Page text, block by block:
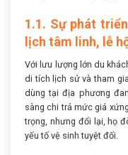
1.1. Sự phát
lịch tâm linh, lễ
Với lưu lượng lớn du
di tích lịch sử và tham
dùng tại địa phương
sàng chi trả mức giá
trọng, nhưng đổi lại, họ
yếu tố vệ sinh tuyệt đối.